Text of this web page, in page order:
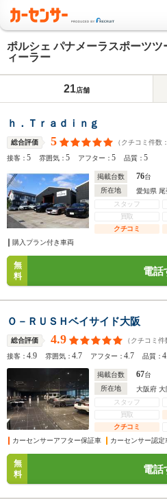
ポルシェ パナメーラスポーツ
ィーラー
21店舗
ｈ．Ｔｒａｄｉｎｇ
総合評価 5 （クチコミ件数：
接客：5 雰囲気：5 アフター：5 品質：5
掲載台数 76台
所在地
愛知県 尾
スタッフ
買取
クチコミ
購入プラン付き車両
無
料
電話
Ｏ－ＲＵＳＨベイサイド大阪
総合評価 4.9 （クチコミ件
接客：4.9 雰囲気：4.7 アフター：4.7 品質：
掲載台数 67台
所在地
大阪府 大
スタッフ
買取
クチコミ
カーセンサーアフター保証車
カーセンサー認定
無
料
電話